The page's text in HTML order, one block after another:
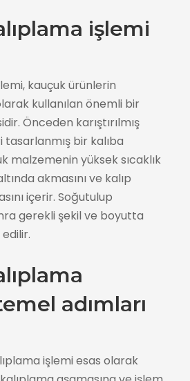
işlemi
kauçuk ürünlerin
kullanılan önemli bir
Önceden karıştırılmış
bir kalıba
malzemenin yüksek sıcaklık
akmasını ve kalıp
içerir. Soğutulup
gerekli şekil ve boyutta
adımları
işlemi esas olarak